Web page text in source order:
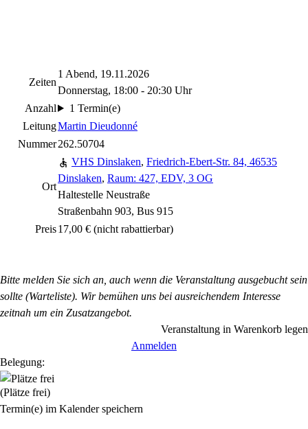
Zeiten
1 Abend, 19.11.2026
Donnerstag, 18:00 - 20:30 Uhr
Anzahl
1 Termin(e)
LeitungMartin Dieudonné
Nummer262.50704
Ort
VHS Dinslaken, Friedrich-Ebert-Str. 84, 46535
Dinslaken, Raum: 427, EDV, 3 OG
Haltestelle Neustraße
Straßenbahn 903, Bus 915
Preis17,00 € (nicht rabattierbar)
Bitte melden Sie sich an, auch wenn die Veranstaltung ausgebucht sein
sollte (Warteliste). Wir bemühen uns bei ausreichendem Interesse
zeitnah um ein Zusatzangebot.
Veranstaltung in Warenkorb legen
Anmelden
Belegung:
(Plätze frei)
Termin(e) im Kalender speichern